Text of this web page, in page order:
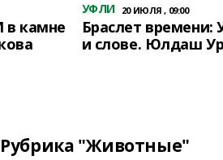
в камне
УФЛИ 20 ИЮЛЯ , 09:00
Браслет
и слове. Юлдаш
Рубрика "Животные"